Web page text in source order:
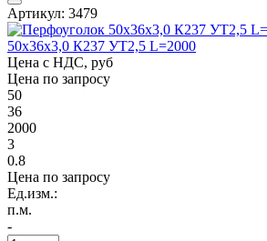
Артикул: 3479
50х36х3,0 К237 УТ2,5 L=2000
Цена с НДС, руб
Цена по запросу
50
36
2000
3
0.8
Цена по запросу
Ед.изм.:
п.м.
-